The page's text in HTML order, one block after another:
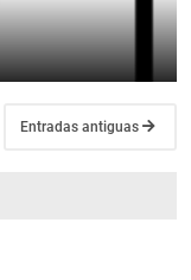
Entradas antiguas